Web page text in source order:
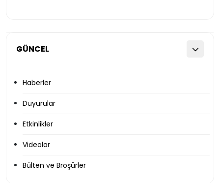
GÜNCEL
Haberler
Duyurular
Etkinlikler
Videolar
Bülten ve Broşürler